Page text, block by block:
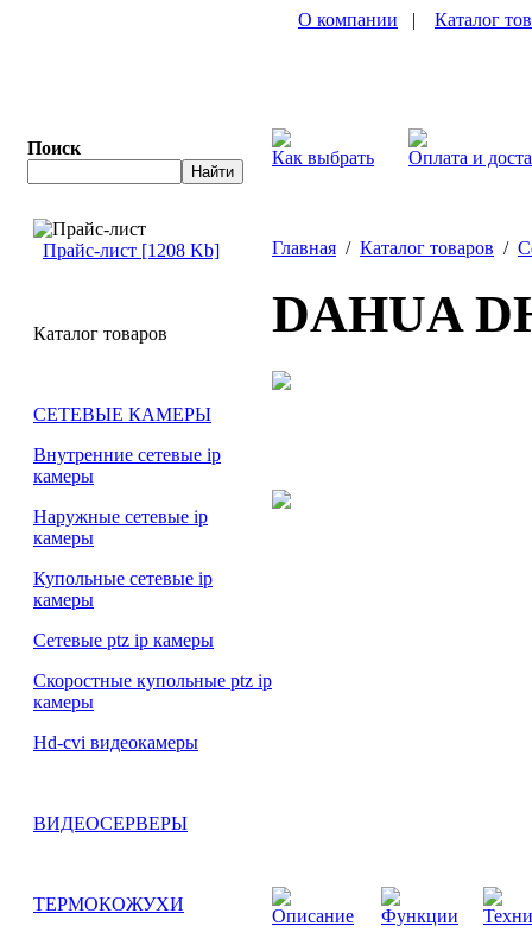
Поиск
О компании | Каталог
Как выбрать Оплата и
Прайс-лист [1208 Kb]
Каталог товаров
СЕТЕВЫЕ КАМЕРЫ
Внутренние сетевые ip
камеры
Наружные сетевые ip
камеры
Купольные сетевые ip
камеры
Сетевые ptz ip камеры
Скоростные купольные ptz ip
камеры
Hd-cvi видеокамеры
ВИДЕОСЕРВЕРЫ
ТЕРМОКОЖУХИ
Главная / Каталог товаров /
DAHUA
Описание Функции